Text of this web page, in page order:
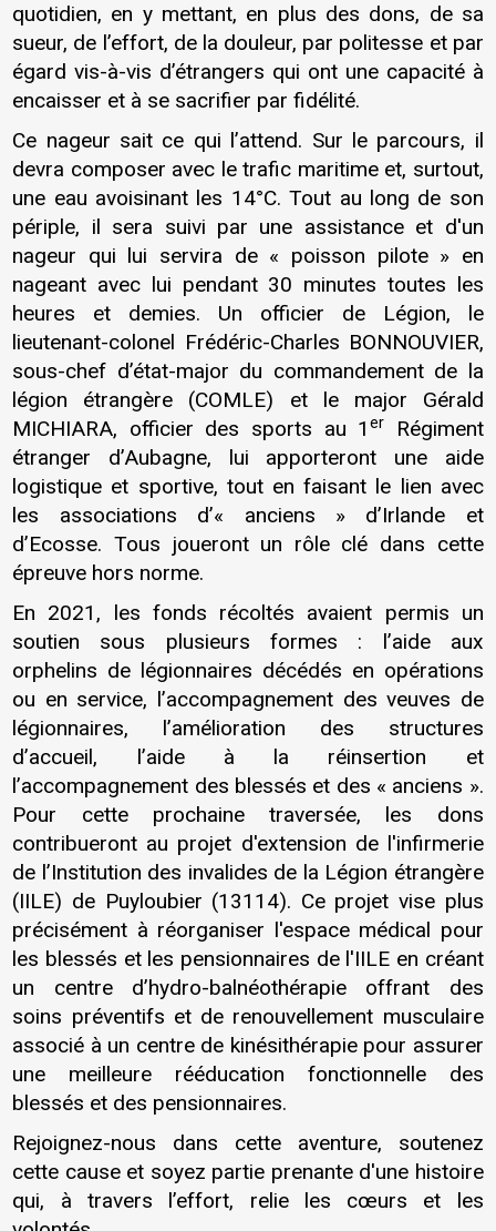
quotidien, en y mettant, en plus des dons, de sa
sueur, de l’effort, de la douleur, par politesse et par
égard vis-à-vis d’étrangers qui ont une capacité à
encaisser et à se sacrifier par fidélité.
Ce nageur sait ce qui l’attend. Sur le parcours, il
devra composer avec le trafic maritime et, surtout,
une eau avoisinant les 14°C. Tout au long de son
périple, il sera suivi par une assistance et d'un
nageur qui lui servira de « poisson pilote » en
nageant avec lui pendant 30 minutes toutes les
heures et demies. Un officier de Légion, le
lieutenant-colonel Frédéric-Charles BONNOUVIER,
sous-chef d’état-major du commandement de la
légion étrangère (COMLE) et le major Gérald
MICHIARA, officier des sports au 1er
Régiment
étranger d’Aubagne, lui apporteront une aide
logistique et sportive, tout en faisant le lien avec
les associations d’« anciens » d’Irlande et
d’Ecosse. Tous joueront un rôle clé dans cette
épreuve hors norme.
En 2021, les fonds récoltés avaient permis un
soutien sous plusieurs formes : l’aide aux
orphelins de légionnaires décédés en opérations
ou en service, l’accompagnement des veuves de
légionnaires, l’amélioration des structures
d’accueil, l’aide à la réinsertion et
l’accompagnement des blessés et des « anciens ».
Pour cette prochaine traversée, les dons
contribueront au projet d'extension de l'infirmerie
de l’Institution des invalides de la Légion étrangère
(IILE) de Puyloubier (13114). Ce projet vise plus
précisément à réorganiser l'espace médical pour
les blessés et les pensionnaires de l'IILE en créant
un centre d’hydro-balnéothérapie offrant des
soins préventifs et de renouvellement musculaire
associé à un centre de kinésithérapie pour assurer
une meilleure rééducation fonctionnelle des
blessés et des pensionnaires.
Rejoignez-nous dans cette aventure, soutenez
cette cause et soyez partie prenante d'une histoire
qui, à travers l’effort, relie les cœurs et les